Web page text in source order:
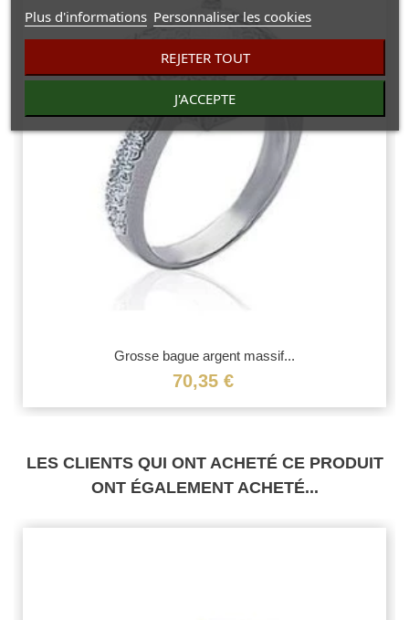
Grosse bague argent massif...
70,35 €
LES CLIENTS QUI ONT ACHETÉ CE PRODUIT
ONT ÉGALEMENT ACHETÉ...
Plus d'informations Personnaliser les cookies
REJETER TOUT
J'ACCEPTE